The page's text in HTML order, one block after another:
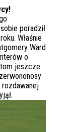
poradził
Właśnie
Ward
o
jeszcze